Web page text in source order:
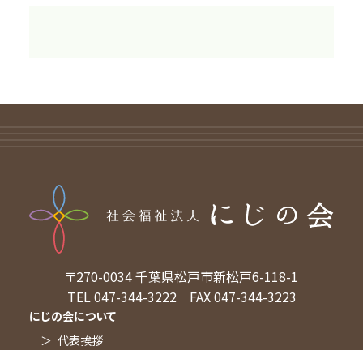
お問い合わせ
施設案内
園からのお知らせ
園だより
交通アクセス
〒270-0034千葉県松戸市新松戸6-118-1
TEL 047-344-3222
FAX 047-344-3223
にじの会について
代表挨拶